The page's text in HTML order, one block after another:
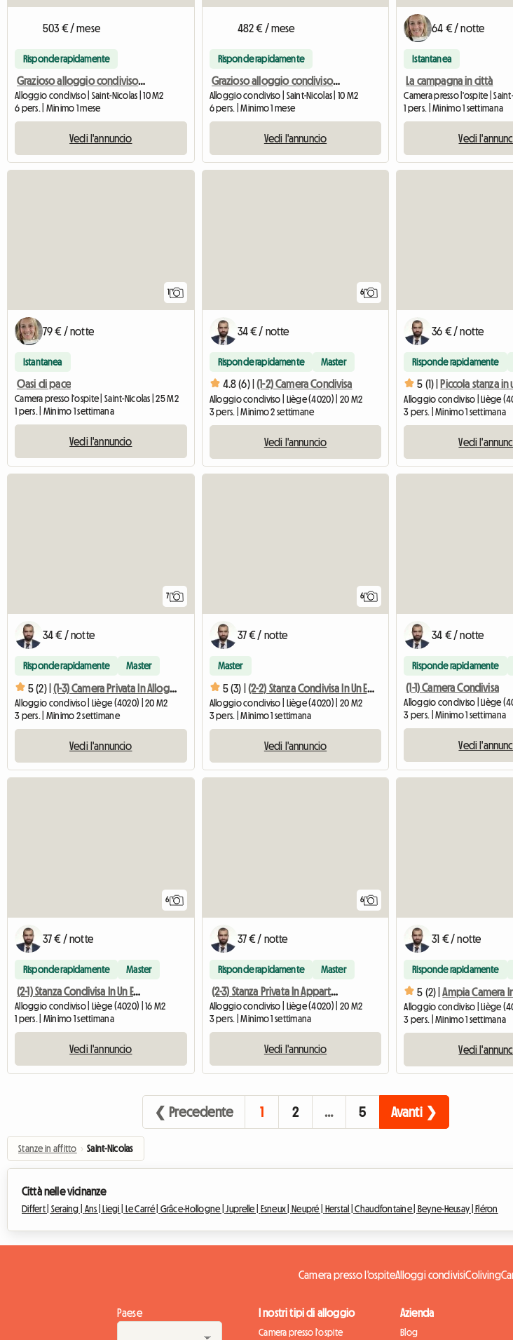
503 € / mese
Risponde rapidamente
Grazioso alloggio condiviso per 6 persone vicino al centro di Liegi
Alloggio condiviso | Saint-Nicolas | 10 M2
6 pers. | Minimo 1 mese
Vedi l'annuncio
482 € / mese
Risponde rapidamente
Grazioso alloggio condiviso per 6 persone vicino al centro di Liegi
Alloggio condiviso | Saint-Nicolas | 10 M2
6 pers. | Minimo 1 mese
Vedi l'annuncio
64 € / notte
Istantanea
La campagna in città
Camera presso l'ospite |
1 pers. | Minimo 1 settimana
Vedi
1
79 € / notte
Istantanea
Oasi di pace
Camera presso l'ospite | Saint-Nicolas | 25 M2
1 pers. | Minimo 1 settimana
Vedi l'annuncio
6
34 € / notte
Risponde rapidamente Master
4.8 (6) | (1-2) Camera Condivisa
Alloggio condiviso | Liège (4020) | 20 M2
3 pers. | Minimo 2 settimane
Vedi l'annuncio
36 € / notte
Risponde rapidamente
5 (1) |
Alloggio condiviso | Liège
3 pers. | Minimo 1 settimana
Vedi
7
34 € / notte
Risponde rapidamente Master
5 (2) | (1-3) Camera Privata In Alloggio Condiviso
Alloggio condiviso | Liège (4020) | 20 M2
3 pers. | Minimo 2 settimane
Vedi l'annuncio
6
37 € / notte
Master
5 (3) | (2-2) Stanza Condivisa In Un Edificio
Alloggio condiviso | Liège (4020) | 20 M2
3 pers. | Minimo 1 settimana
Vedi l'annuncio
34 € / notte
Risponde rapidamente
(1-1) Camera Condivisa
Alloggio condiviso | Liège
3 pers. | Minimo 1 settimana
Vedi
6
37 € / notte
Risponde rapidamente Master
(2-1) Stanza Condivisa In Un Edificio
Alloggio condiviso | Liège (4020) | 16 M2
1 pers. | Minimo 1 settimana
Vedi l'annuncio
6
37 € / notte
Risponde rapidamente Master
(2-3) Stanza Privata In Appartamento Condiviso
Alloggio condiviso | Liège (4020) | 20 M2
3 pers. | Minimo 1 settimana
Vedi l'annuncio
31 € / notte
Risponde rapidamente
5 (2) |
Alloggio condiviso | Liège
3 pers. | Minimo 1 settimana
Vedi
❮ Precedente 1 2 … 5 Avanti ❯
Stanze in affitto › Saint-Nicolas
Città nelle vicinanze
Differt | Seraing | Ans | Liegi | Le Carré | Grâce-Hollogne |Juprelle | Esneux | Neupré | Herstal |Chaudfontaine | Beyne-Heusay | Fléron
Camera presso l'ospiteAlloggi condivisiColiving
Paese I nostri tipi di alloggio
Camera presso l'ospite
Azienda
Blog